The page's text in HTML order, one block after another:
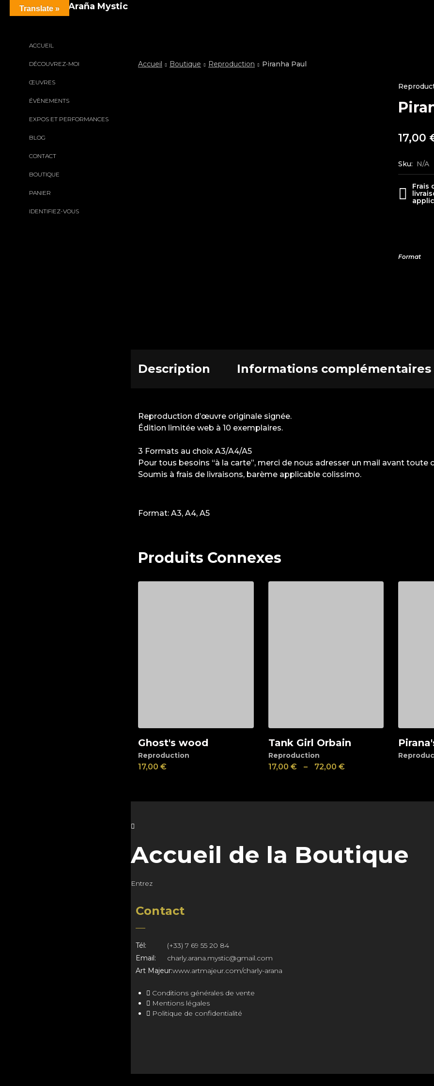
ACCUEIL
DÉCOUVREZ-MOI
ŒUVRES
ÉVÈNEMENTS
EXPOS ET PERFORMANCES
BLOG
CONTACT
BOUTIQUE
PANIER
IDENTIFIEZ-VOUS
Accueil Boutique Reproduction Piranha Paul
17,00
Sku: N/A
Frais
Format
Description Informations complémentaires
Reproduction d’œuvre originale signée.
Édition limitée web à 10 exemplaires.
3 Formats au choix A3/A4/A5
Pour tous besoins “à la carte”, merci de nous adresser un mail avant toute
Soumis à frais de livraisons, barème applicable colissimo.
Format: A3, A4, A5
Produits Connexes
Ajouter au panier
Ghost's wood
Reproduction
17,00 €
Voir
Tank Girl Orbain
Reproduction
17,00 € – 72,00 €
Accueil de la Boutique
Entrez
Contact
Tél:
(+33) 7 69 55 20 84
Email:
charly.arana.mystic@gmail.com
Art Majeur:www.artmajeur.com/charly-arana
Conditions générales de vente
Mentions légales
Politique de confidentialité
Translate »